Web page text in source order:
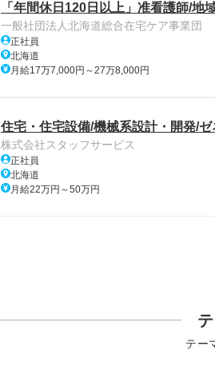
「年間休日120日以上」准看護師/地
一般社団法人北海道総合在宅ケア事業団
正社員
北海道
月給17万7,000円～27万8,000円
住宅・住宅設備/機械系設計・開発/
株式会社スタッフサービス
正社員
北海道
月給22万円～50万円
テー